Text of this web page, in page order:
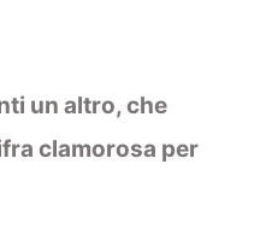
un altro, che
clamorosa per